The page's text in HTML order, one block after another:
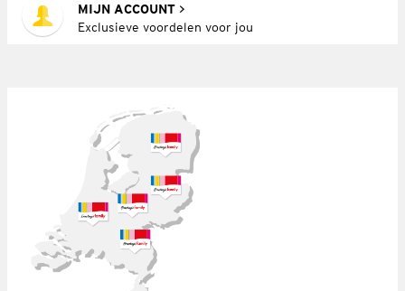
MIJN ACCOUNT
Exclusieve voordelen voor jou